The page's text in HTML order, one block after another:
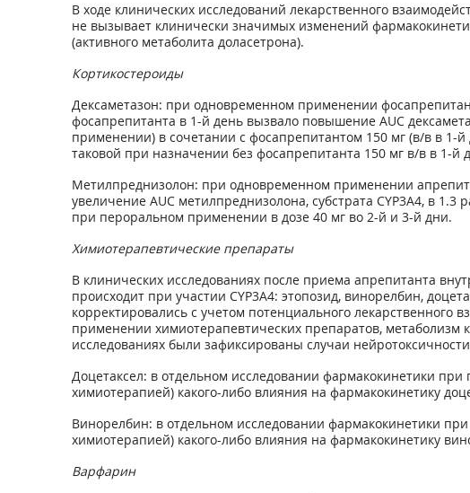
В ходе клинических исследований лекарственного
не вызывает клинически значимых изменений
(активного метаболита доласетрона).
Кортикостероиды
Дексаметазон: при одновременном применении
фосапрепитанта в 1-й день вызвало повышение AUC
применении) в сочетании с фосапрепитантом 150 мг (в/в в 1-
таковой при назначении без фосапрепитанта 150 мг в/в в 1-й
Метилпреднизолон: при одновременном применении
увеличение AUC метилпреднизолона, субстрата CYP3A4, в
при пероральном применении в дозе 40 мг во 2-й и 3-й дни.
Химиотерапевтические препараты
В клинических исследованиях после приема апрепитанта
происходит при участии CYP3A4: этопозид, винорелбин,
корректировались с учетом потенциального лекарственного
применении химиотерапевтических препаратов, метаболизм
исследованиях были зафиксированы случаи
Доцетаксел: в отдельном исследовании фармакокинетики
химиотерапией) какого-либо влияния на фармакокинетику
Винорелбин: в отдельном исследовании фармакокинетики
химиотерапией) какого-либо влияния на фармакокинетику
Варфарин